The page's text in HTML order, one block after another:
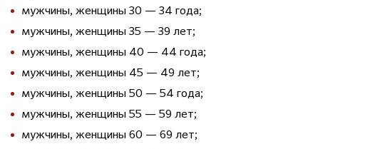
мужчины, женщины 30 — 34 года;
мужчины, женщины 35 — 39 лет;
мужчины, женщины 40 — 44 года;
мужчины, женщины 45 — 49 лет;
мужчины, женщины 50 — 54 года;
мужчины, женщины 55 — 59 лет;
мужчины, женщины 60 — 69 лет;